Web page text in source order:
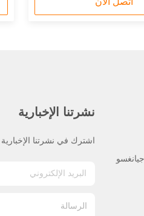
نشرتنا الإخبارية
اشترك في نشرتنا